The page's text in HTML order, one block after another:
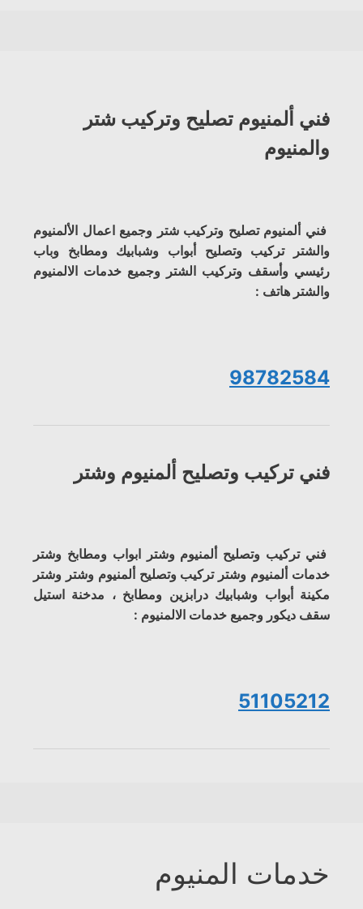
فني ألمنيوم تصليح وتركيب شتر
والمنيوم
فني ألمنيوم تصليح وتركيب شتر وجميع اعمال الألمنيوم
والشتر تركيب وتصليح أبواب وشبابيك ومطابخ وباب
رئيسي وأسقف وتركيب الشتر وجميع خدمات الالمنيوم
والشتر هاتف :
98782584
فني تركيب وتصليح ألمنيوم وشتر
فني تركيب وتصليح ألمنيوم وشتر ابواب ومطابخ وشتر
خدمات ألمنيوم وشتر تركيب وتصليح ألمنيوم وشتر وشتر
مكينة أبواب وشبابيك درابزين ومطابخ ، مدخنة استيل
سقف ديكور وجميع خدمات الالمنيوم :
51105212
خدمات المنيوم